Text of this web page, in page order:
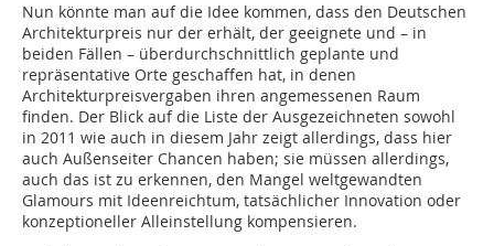
Nun könnte man auf die Idee kommen, dass den Deutschen
Architekturpreis nur der erhält, der geeignete und – in
beiden Fällen – überdurchschnittlich geplante und
repräsentative Orte geschaffen hat, in denen
Architekturpreisvergaben ihren angemessenen Raum
finden. Der Blick auf die Liste der Ausgezeichneten sowohl
in 2011 wie auch in diesem Jahr zeigt allerdings, dass hier
auch ­Außenseiter Chancen haben; sie müssen ­allerdings,
auch das ist zu erkennen, den Mangel weltgewandten
Glamours mit Ideenreichtum, tatsächlicher Innovation oder
konzeptioneller Alleinstellung kompensieren.